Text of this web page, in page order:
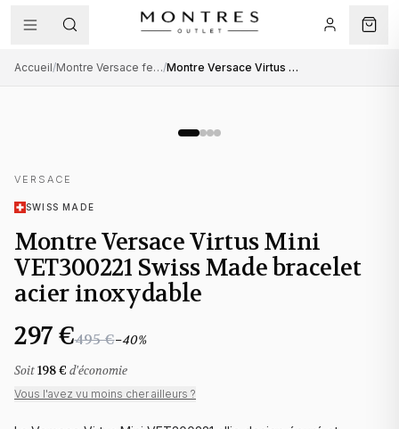
Accueil/ Montre Versace femme/ Montre Versace Virtus Mini VET300221 Swiss Made bracelet acier inoxydable
VERSACE
SWISS MADE
Montre Versace Virtus Mini
VET300221 Swiss Made bracelet
acier inoxydable
297 €495 €−40%
Soit198 € d'économie
Vous l'avez vu moins cher ailleurs ?